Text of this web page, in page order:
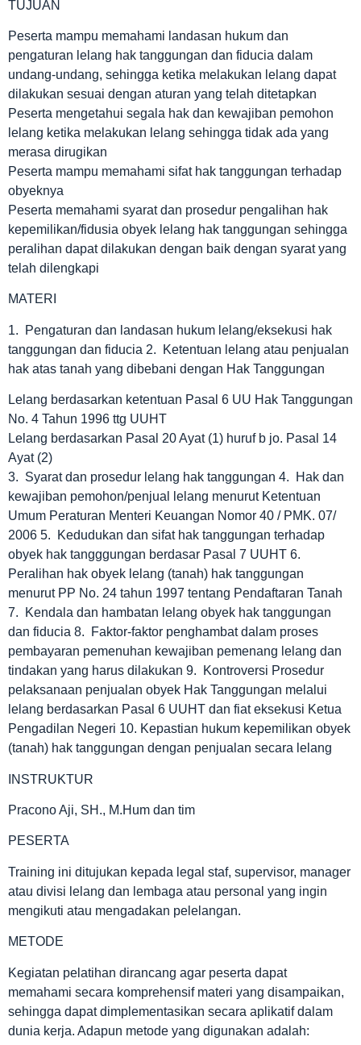
TUJUAN
Peserta mampu memahami landasan hukum dan
pengaturan lelang hak tanggungan dan fiducia dalam
undang-undang, sehingga ketika melakukan lelang dapat
dilakukan sesuai dengan aturan yang telah ditetapkan
Peserta mengetahui segala hak dan kewajiban pemohon
lelang ketika melakukan lelang sehingga tidak ada yang
merasa dirugikan
Peserta mampu memahami sifat hak tanggungan terhadap
obyeknya
Peserta memahami syarat dan prosedur pengalihan hak
kepemilikan/fidusia obyek lelang hak tanggungan sehingga
peralihan dapat dilakukan dengan baik dengan syarat yang
telah dilengkapi
MATERI
1. Pengaturan dan landasan hukum lelang/eksekusi hak
tanggungan dan fiducia 2. Ketentuan lelang atau penjualan
hak atas tanah yang dibebani dengan Hak Tanggungan
Lelang berdasarkan ketentuan Pasal 6 UU Hak Tanggungan
No. 4 Tahun 1996 ttg UUHT
Lelang berdasarkan Pasal 20 Ayat (1) huruf b jo. Pasal 14
Ayat (2)
3. Syarat dan prosedur lelang hak tanggungan 4. Hak dan
kewajiban pemohon/penjual lelang menurut Ketentuan
Umum Peraturan Menteri Keuangan Nomor 40 / PMK. 07/
2006 5. Kedudukan dan sifat hak tanggungan terhadap
obyek hak tangggungan berdasar Pasal 7 UUHT 6.
Peralihan hak obyek lelang (tanah) hak tanggungan
menurut PP No. 24 tahun 1997 tentang Pendaftaran Tanah
7. Kendala dan hambatan lelang obyek hak tanggungan
dan fiducia 8. Faktor-faktor penghambat dalam proses
pembayaran pemenuhan kewajiban pemenang lelang dan
tindakan yang harus dilakukan 9. Kontroversi Prosedur
pelaksanaan penjualan obyek Hak Tanggungan melalui
lelang berdasarkan Pasal 6 UUHT dan fiat eksekusi Ketua
Pengadilan Negeri 10. Kepastian hukum kepemilikan obyek
(tanah) hak tanggungan dengan penjualan secara lelang
INSTRUKTUR
Pracono Aji, SH., M.Hum dan tim
PESERTA
Training ini ditujukan kepada legal staf, supervisor, manager
atau divisi lelang dan lembaga atau personal yang ingin
mengikuti atau mengadakan pelelangan.
METODE
Kegiatan pelatihan dirancang agar peserta dapat
memahami secara komprehensif materi yang disampaikan,
sehingga dapat dimplementasikan secara aplikatif dalam
dunia kerja. Adapun metode yang digunakan adalah: